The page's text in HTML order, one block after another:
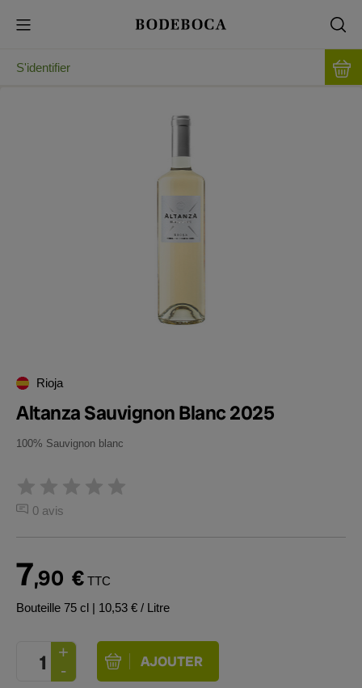
S'identifier
Rioja
Altanza Sauvignon Blanc 2025
100% Sauvignon blanc
0 avis
7,90 € TTC
Bouteille 75 cl | 10,53 € / Litre